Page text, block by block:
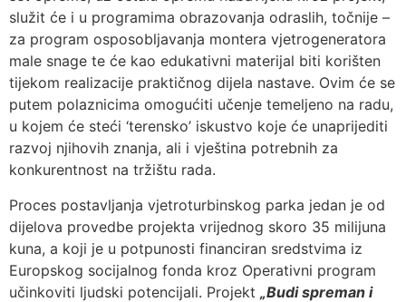
služit će i u programima obrazovanja odraslih, točnije –
za program osposobljavanja montera vjetrogeneratora
male snage te će kao edukativni materijal biti korišten
tijekom realizacije praktičnog dijela nastave. Ovim će se
putem polaznicima omogućiti učenje temeljeno na radu,
u kojem će steći ‘terensko’ iskustvo koje će unaprijediti
razvoj njihovih znanja, ali i vještina potrebnih za
konkurentnost na tržištu rada.
Proces postavljanja vjetroturbinskog parka jedan je od
dijelova provedbe projekta vrijednog skoro 35 milijuna
kuna, a koji je u potpunosti financiran sredstvima iz
Europskog socijalnog fonda kroz Operativni program
učinkoviti ljudski potencijali. Projekt „Budi spreman i